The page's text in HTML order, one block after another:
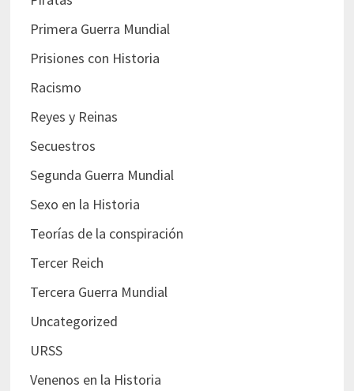
Primera Guerra Mundial
Prisiones con Historia
Racismo
Reyes y Reinas
Secuestros
Segunda Guerra Mundial
Sexo en la Historia
Teorías de la conspiración
Tercer Reich
Tercera Guerra Mundial
Uncategorized
URSS
Venenos en la Historia